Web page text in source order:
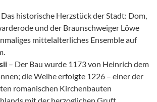
Das historische Herzstück der Stadt: Dom,
und der Braunschweiger Löwe
mittelalterliches Ensemble auf
– Der Bau wurde 1173 von Heinrich dem
die Weihe erfolgte 1226 – einer der
romanischen Kirchenbauten